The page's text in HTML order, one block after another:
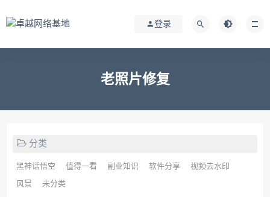
登录
老照片修复
分类
黑神话悟空 值得一看 副业知识 软件分享 视频去水印
风景 未分类